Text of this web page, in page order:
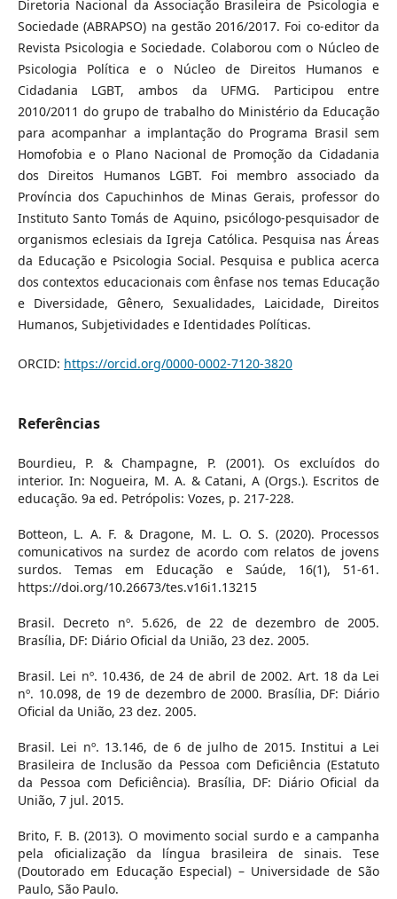
Diretoria Nacional da Associação Brasileira de Psicologia e
Sociedade (ABRAPSO) na gestão 2016/2017. Foi co-editor da
Revista Psicologia e Sociedade. Colaborou com o Núcleo de
Psicologia Política e o Núcleo de Direitos Humanos e
Cidadania LGBT, ambos da UFMG. Participou entre
2010/2011 do grupo de trabalho do Ministério da Educação
para acompanhar a implantação do Programa Brasil sem
Homofobia e o Plano Nacional de Promoção da Cidadania
dos Direitos Humanos LGBT. Foi membro associado da
Província dos Capuchinhos de Minas Gerais, professor do
Instituto Santo Tomás de Aquino, psicólogo-pesquisador de
organismos eclesiais da Igreja Católica. Pesquisa nas Áreas
da Educação e Psicologia Social. Pesquisa e publica acerca
dos contextos educacionais com ênfase nos temas Educação
e Diversidade, Gênero, Sexualidades, Laicidade, Direitos
Humanos, Subjetividades e Identidades Políticas.
ORCID: https://orcid.org/0000-0002-7120-3820
Referências
Bourdieu, P. & Champagne, P. (2001). Os excluídos do
interior. In: Nogueira, M. A. & Catani, A (Orgs.). Escritos de
educação. 9a ed. Petrópolis: Vozes, p. 217-228.
Botteon, L. A. F. & Dragone, M. L. O. S. (2020). Processos
comunicativos na surdez de acordo com relatos de jovens
surdos. Temas em Educação e Saúde, 16(1), 51-61.
https://doi.org/10.26673/tes.v16i1.13215
Brasil. Decreto nº. 5.626, de 22 de dezembro de 2005.
Brasília, DF: Diário Oficial da União, 23 dez. 2005.
Brasil. Lei nº. 10.436, de 24 de abril de 2002. Art. 18 da Lei
nº. 10.098, de 19 de dezembro de 2000. Brasília, DF: Diário
Oficial da União, 23 dez. 2005.
Brasil. Lei nº. 13.146, de 6 de julho de 2015. Institui a Lei
Brasileira de Inclusão da Pessoa com Deficiência (Estatuto
da Pessoa com Deficiência). Brasília, DF: Diário Oficial da
União, 7 jul. 2015.
Brito, F. B. (2013). O movimento social surdo e a campanha
pela oficialização da língua brasileira de sinais. Tese
(Doutorado em Educação Especial) – Universidade de São
Paulo, São Paulo.